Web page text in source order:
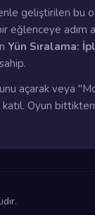
geliştirilen bu
eğlenceye
Yün Sıralama:
açarak veya
katıl. Oyun